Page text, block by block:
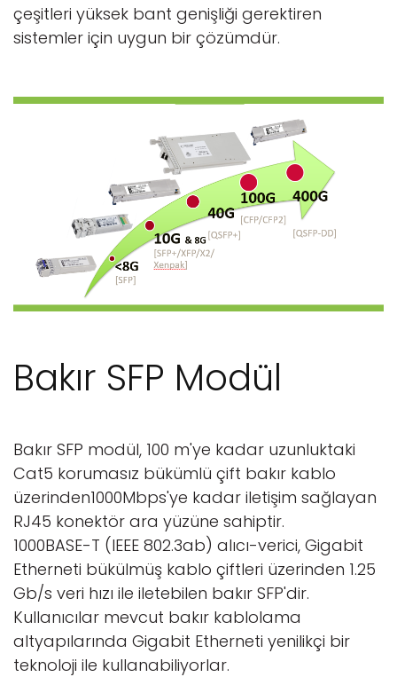
çeşitleri yüksek bant genişliği gerektiren
sistemler için uygun bir çözümdür.
Bakır SFP Modül
Bakır SFP modül, 100 m'ye kadar uzunluktaki
Cat5 korumasız bükümlü çift bakır kablo
üzerinden1000Mbps'ye kadar iletişim sağlayan
RJ45 konektör ara yüzüne sahiptir.
1000BASE-T (IEEE 802.3ab) alıcı-verici, Gigabit
Etherneti bükülmüş kablo çiftleri üzerinden 1.25
Gb/s veri hızı ile iletebilen bakır SFP'dir.
Kullanıcılar mevcut bakır kablolama
altyapılarında Gigabit Etherneti yenilikçi bir
teknoloji ile kullanabiliyorlar.